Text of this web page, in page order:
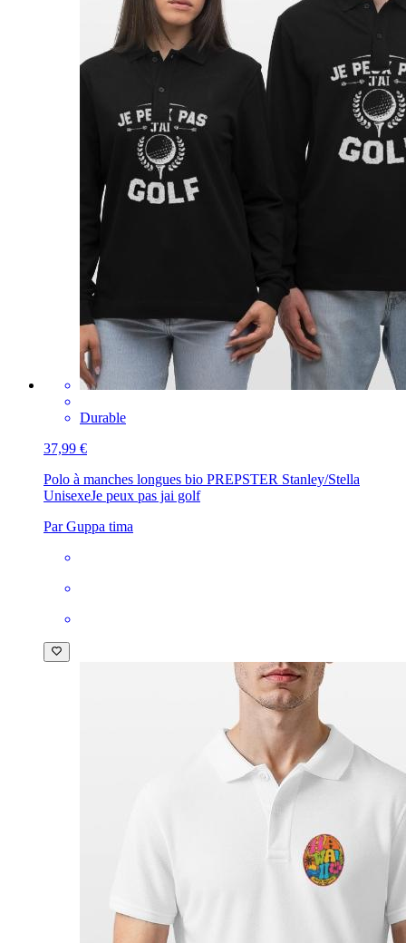
Durable
37,99 €
Polo à manches longues bio PREPSTER Stanley/Stella
UnisexeJe peux pas jai golf
Par Guppa tima